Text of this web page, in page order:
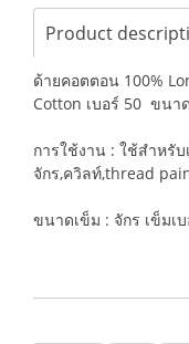
Product
ด้ายคอตตอน 100%
Cotton เบอร์ 50 ขนา
การใช้งาน : ใช้สำหรั
จักร,ควิลท์,thread
ขนาดเข็ม : จักร เข็มเ